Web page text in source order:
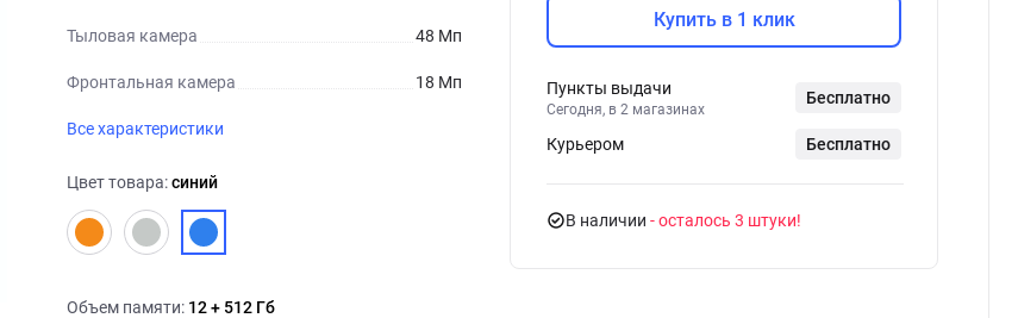
Тыловая камера 48 Мп
Фронтальная камера 18 Мп
Все характеристики
Цвет товара:синий
Объем памяти: 12 + 512 Гб
Купить в 1 клик
Пункты выдачи
Сегодня, в 2 магазинах
Бесплатно
Курьером Бесплатно
В наличии - осталось 3 штуки